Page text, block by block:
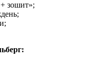
зошит»;